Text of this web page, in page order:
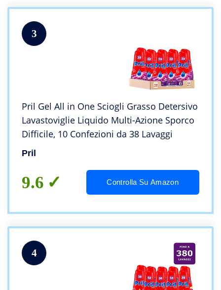
3
Pril Gel All in One Sciogli Grasso Detersivo
Lavastoviglie Liquido Multi-Azione Sporco
Difficile, 10 Confezioni da 38 Lavaggi
Pril
9.6 Controlla Su Amazon
4